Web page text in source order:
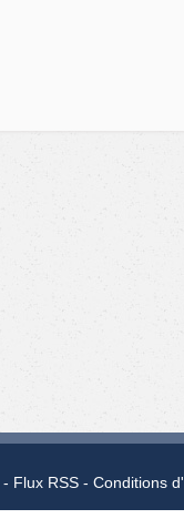
Flux RSS Conditions